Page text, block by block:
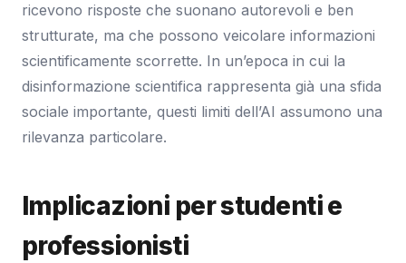
ricevono risposte che suonano autorevoli e ben
strutturate, ma che possono veicolare informazioni
scientificamente scorrette. In un’epoca in cui la
disinformazione scientifica rappresenta già una sfida
sociale importante, questi limiti dell’AI assumono una
rilevanza particolare.
Implicazioni per studenti e
professionisti